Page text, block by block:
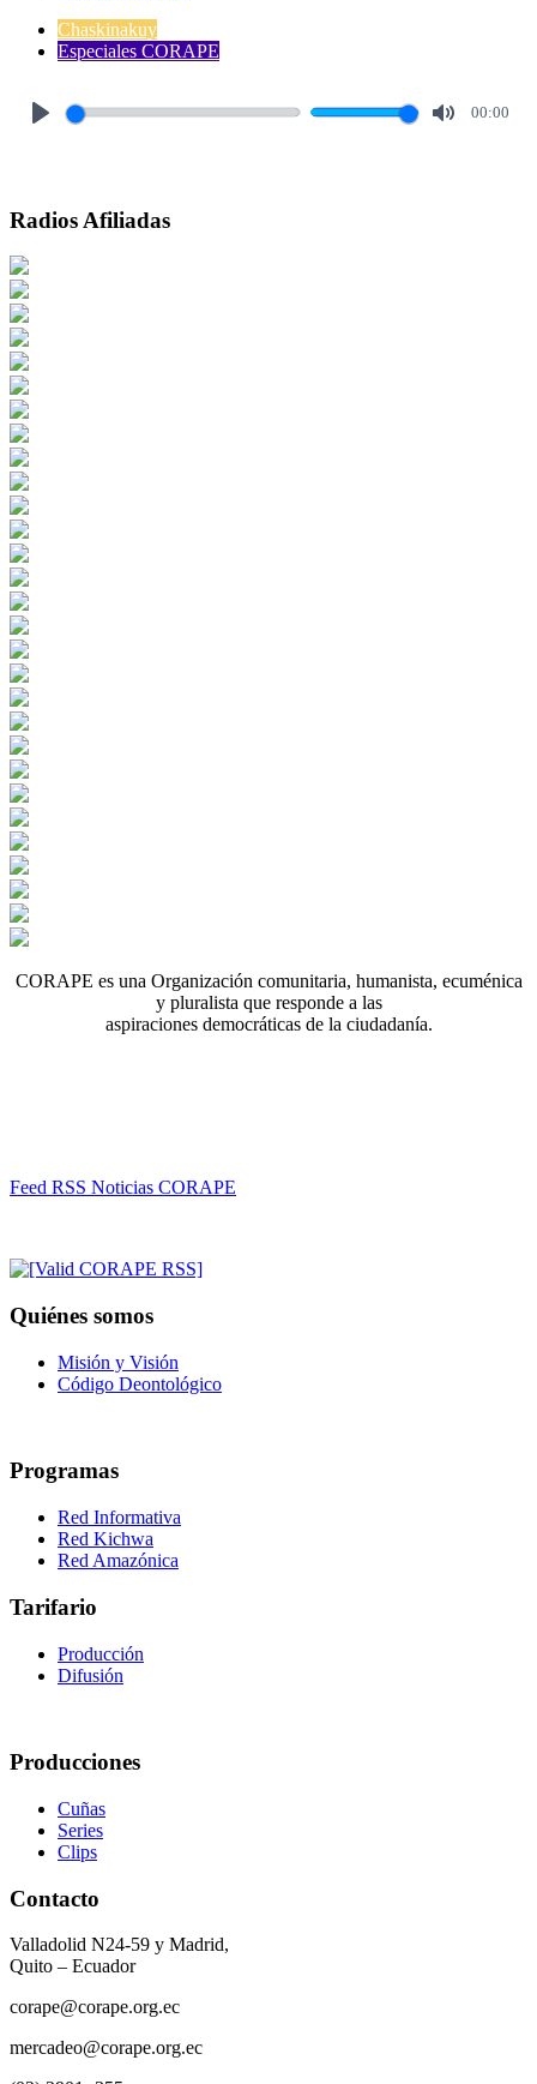
Chaskinakuy
Especiales CORAPE
00:00
Radios Afiliadas
CORAPE es una Organización comunitaria, humanista, ecuménica
y pluralista que responde a las
aspiraciones democráticas de la ciudadanía.
Feed RSS Noticias CORAPE
Quiénes somos
Misión y Visión
Código Deontológico
Programas
Red Informativa
Red Kichwa
Red Amazónica
Tarifario
Producción
Difusión
Producciones
Cuñas
Series
Clips
Contacto
Valladolid N24-59 y Madrid,
Quito – Ecuador
corape@corape.org.ec
mercadeo@corape.org.ec